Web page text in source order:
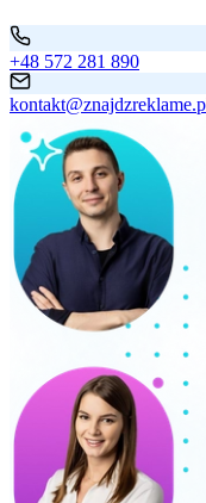
+48 572 281 890